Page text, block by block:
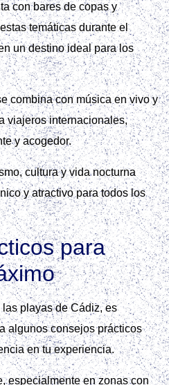
con bares de copas y
temáticas durante el
un destino ideal para los
combina con música en vivo y
viajeros internacionales,
y acogedor.
cultura y vida nocturna
y atractivo para todos los
para
playas de Cádiz, es
algunos consejos prácticos
en tu experiencia.
especialmente en zonas con